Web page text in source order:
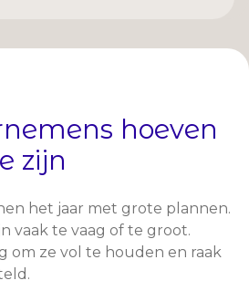
hoeven
zijn
het jaar met grote plannen.
vaak te vaag of te groot.
om ze vol te houden en raak